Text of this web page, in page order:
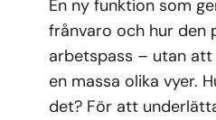
En ny funktion som
frånvaro och hur den
arbetspass – utan att
en massa olika vyer.
det? För att